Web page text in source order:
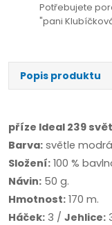
Potřebujete
"pani
Popis produktu
příze Ideal 239
Barva: světle
Složení: 100 %
Návin: 50 g.
Hmotnost: 170 m.
Háček: 3 / Jehlice: